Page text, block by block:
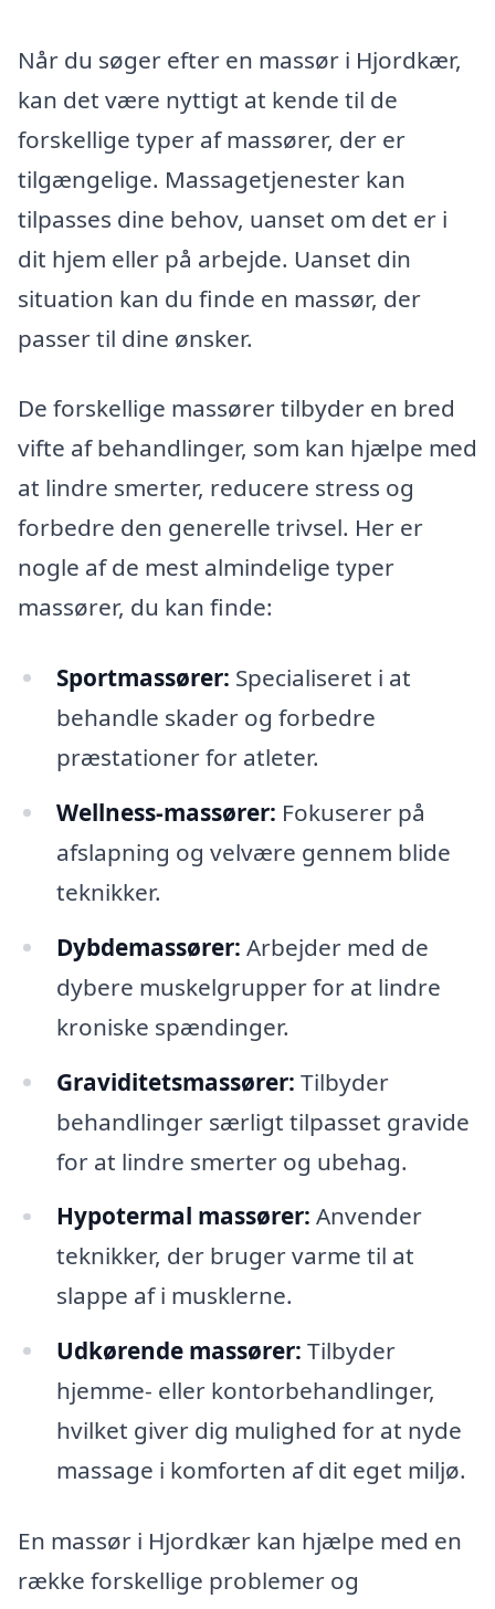
Når du søger efter en massør i Hjordkær,
kan det være nyttigt at kende til de
forskellige typer af massører, der er
tilgængelige. Massagetjenester kan
tilpasses dine behov, uanset om det er i
dit hjem eller på arbejde. Uanset din
situation kan du finde en massør, der
passer til dine ønsker.
De forskellige massører tilbyder en bred
vifte af behandlinger, som kan hjælpe med
at lindre smerter, reducere stress og
forbedre den generelle trivsel. Her er
nogle af de mest almindelige typer
massører, du kan finde:
Sportmassører: Specialiseret i at
behandle skader og forbedre
præstationer for atleter.
Wellness-massører: Fokuserer på
afslapning og velvære gennem blide
teknikker.
Dybdemassører: Arbejder med de
dybere muskelgrupper for at lindre
kroniske spændinger.
Graviditetsmassører: Tilbyder
behandlinger særligt tilpasset gravide
for at lindre smerter og ubehag.
Hypotermal massører: Anvender
teknikker, der bruger varme til at
slappe af i musklerne.
Udkørende massører: Tilbyder
hjemme- eller kontorbehandlinger,
hvilket giver dig mulighed for at nyde
massage i komforten af dit eget miljø.
En massør i Hjordkær kan hjælpe med en
række forskellige problemer og